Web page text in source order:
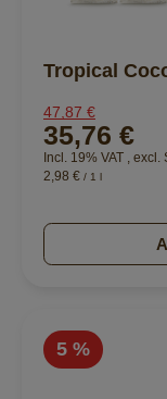
Tropical
47,87 €
35,76 €
Incl. 19% VAT , excl.
2,98 € / 1 l
5 %